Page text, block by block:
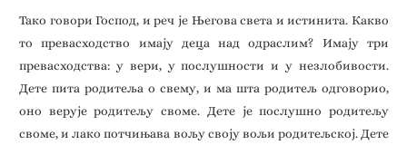
Тако говори Господ, и реч је Његова света и истинита. Какво
то превасходство имају деца над одраслим? Имају три
превасходства: у вери, у послушности и у незлобивости.
Дете пита родитеља о свему, и ма шта родитељ одговорио,
оно верује родитељу своме. Дете је послушно родитељу
своме, и лако потчињава вољу своју вољи родитељској. Дете